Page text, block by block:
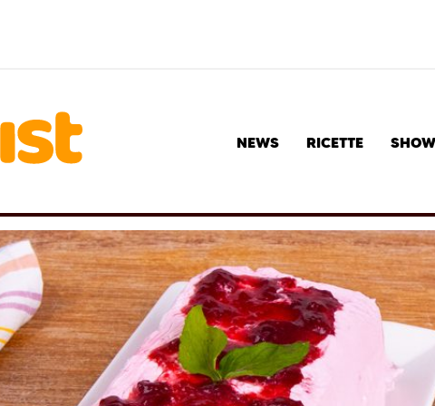
NEWS RICETTE SHOW